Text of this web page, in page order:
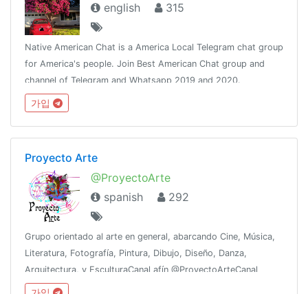
english
315
Native American Chat is a America Local Telegram chat group
for America's people. Join Best American Chat group and
channel of Telegram and Whatsapp 2019 and 2020.
가입
Proyecto Arte
@ProyectoArte
spanish
292
Grupo orientado al arte en general, abarcando Cine, Música,
Literatura, Fotografía, Pintura, Dibujo, Diseño, Danza,
Arquitectura, y EsculturaCanal afín @ProyectoArteCanal